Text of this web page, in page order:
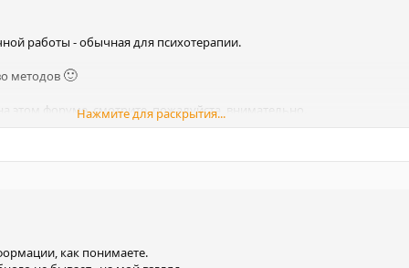
Вы не планируете - можно изложить ту же информацию
теме, и я постараюсь помочь Вам разобраться с происходящим.
работы - обычная для психотерапии.
методов 🙂
этом форуме, смотрите, пожалуйста, внимательно.
со мной.
своим личным логином-паролем, которые Вам ранее были высланы
Нажмите для раскрытия...
как понимаете.